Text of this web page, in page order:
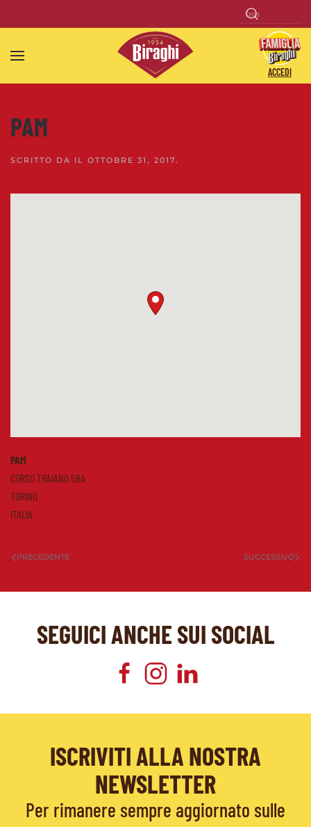
Skip to main content
ACCEDI
PAM
SCRITTO DA IL OTTOBRE 31, 2017.
PAM
CORSO TRAIANO 58A
TORINO
ITALIA
PRECEDENTE SUCCESSIVO
SEGUICI ANCHE SUI SOCIAL
ISCRIVITI ALLA NOSTRA
NEWSLETTER
Per rimanere sempre aggiornato sulle